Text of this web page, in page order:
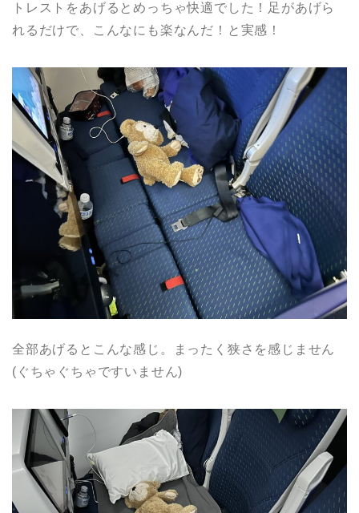
トレストをあげるとめっちゃ快適でした！足があげら
れるだけで、こんなにも楽なんだ！と実感！
全部あげるとこんな感じ。まったく狭さを感じません
(ぐちゃぐちゃですいません)